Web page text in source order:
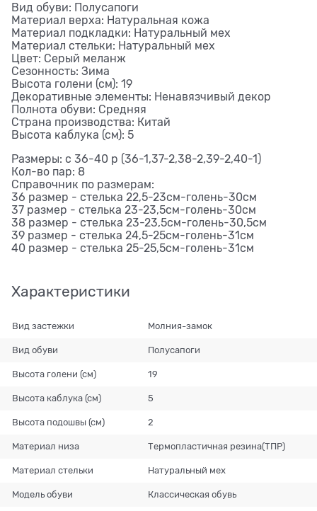
Вид обуви: Полусапоги
Материал верха: Натуральная кожа
Материал подкладки: Натуральный мех
Материал стельки: Натуральный мех
Цвет: Серый меланж
Сезонность: Зима
Высота голени (см): 19
Декоративные элементы: Ненавязчивый декор
Полнота обуви: Средняя
Страна производства: Китай
Высота каблука (см): 5
Размеры: с 36-40 р (36-1,37-2,38-2,39-2,40-1)
Кол-во пар: 8
Справочник по размерам:
36 размер - стелька 22,5-23см-голень-30см
37 размер - стелька 23-23,5см-голень-30см
38 размер - стелька 23-23,5см-голень-30,5см
39 размер - стелька 24,5-25см-голень-31см
40 размер - стелька 25-25,5см-голень-31см
Характеристики
Вид застежки Молния-замок
Вид обуви Полусапоги
Высота голени (см) 19
Высота каблука (см) 5
Высота подошвы (см) 2
Материал низа Термопластичная резина(ТПР)
Материал стельки Натуральный мех
Модель обуви Классическая обувь